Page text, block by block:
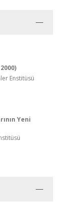
Enstitüsü
Yeni